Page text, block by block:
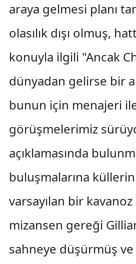
araya gelmesi planı
olasılık dışı olmuş,
konuyla ilgili "Ancak
dünyadan gelirse bir
bunun için menajeri
görüşmelerimiz
açıklamasında
buluşmalarına
varsayılan bir
mizansen gereği
sahneye düşürmüş